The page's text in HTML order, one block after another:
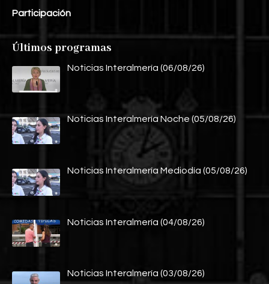
Participación
Últimos programas
Noticias Interalmería (06/08/26)
Noticias Interalmería Noche (05/08/26)
Noticias Interalmería Mediodía (05/08/26)
Noticias Interalmería (04/08/26)
Noticias Interalmería (03/08/26)